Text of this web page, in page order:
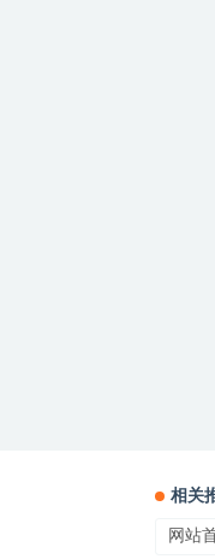
相关
网站